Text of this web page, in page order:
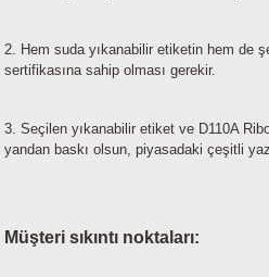
2. Hem suda yıkanabilir etiketin hem de
sertifikasına sahip olması gerekir.
3. Seçilen yıkanabilir etiket ve D110A
yandan baskı olsun, piyasadaki çeşitli
Müşteri sıkıntı noktaları: